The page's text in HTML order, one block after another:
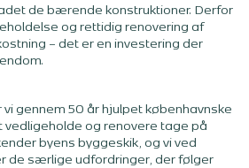
de bærende konstruktioner. Derfor
og rettidig renovering af
– det er en investering der
vi gennem 50 år hjulpet københavnske
vedligeholde og renovere tage på
byens byggeskik, og vi ved
de særlige udfordringer, der følger